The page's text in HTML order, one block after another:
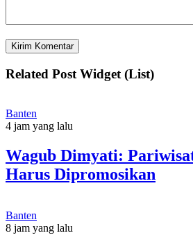
Related Post Widget (List)
Banten
4 jam yang lalu
Wagub Dimyati:
Harus Dipromosikan
Banten
8 jam yang lalu